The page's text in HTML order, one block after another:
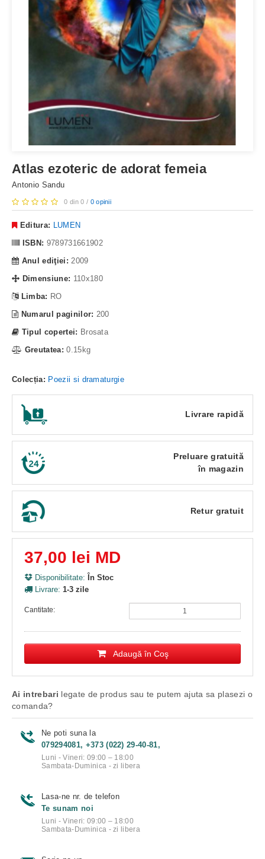
Atlas ezoteric de adorat femeia
Antonio Sandu
0 din 0 / 0 opinii
Editura: LUMEN
ISBN: 9789731661902
Anul ediţiei: 2009
Dimensiune: 110x180
Limba: RO
Numarul paginilor: 200
Tipul copertei: Brosata
Greutatea: 0.15kg
Colecția: Poezii si dramaturgie
Livrare rapidă
Preluare gratuită
în magazin
Retur gratuit
37,00 lei MD
Disponibilitate: În Stoc
Livrare: 1-3 zile
Cantitate:
Adaugă în Coş
Ai intrebari legate de produs sau te putem ajuta sa plasezi o
comanda?
Ne poti suna la
079294081, +373 (022) 29-40-81,
Luni - Vineri: 09:00 – 18:00
Sambata-Duminica - zi libera
Lasa-ne nr. de telefon
Te sunam noi
Luni - Vineri: 09:00 – 18:00
Sambata-Duminica - zi libera